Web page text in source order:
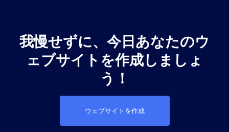
我慢せずに、今日あなたのウ
ェブサイトを作成しましょ
う！
ウェブサイトを作成